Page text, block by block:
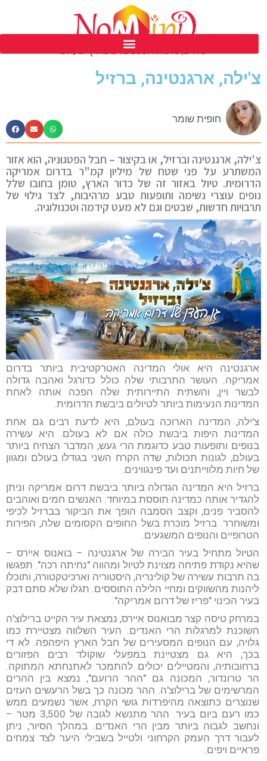
צ'ילה, ארגנטינה, ברזיל
חופית שומר
צ'ילה, ארגנטינה וברזיל, או בקיצור – חבל הפטגוניה, הוא אזור
המשתרע על פני שטח של מיליון קמ"ר בדרום אמריקה
הדרומית. טיול באזור זה של כדור הארץ, טומן בחובו שלל
נופים עוצרי נשימה ותופעות טבע מרהיבות, לצד גילוי של
תרבויות חדשות, שבטים וגם לא מעט קידמה וטכנולוגיה.
ארגנטינה היא אולי המדינה האטרקטיבית ביותר בדרום
אמריקה. העושר התרבותי שלה כולל כדורגל ואהבה גדולה
לבשר ויין, והשתית התיירותית שלה הפכה אותה לאחת
המדינות הנעימות ביותר לטיולים ביבשת הדרומית.
צ'ילה, המדינה הארוכה בעולם, היא לדעת רבים גם אחת
המדינות היפות ביבשת כולה אם לא בעולם. היא עשירה
בנופים ותופעות טבע כדוגמת הרי געש, המדבר הצחיח ביותר
בעולם, לגונות תכולות, שדה הקרח השני בגודלו בעולם ומגוון
של חיות מלווייתנים ועד פינגווינים.
ברזיל היא המדינה הגדולה ביותר ביבשת דרום אמריקה וניתן
להגדיר אותה כמדינה תוססת במיוחד. האנשים חמים ואוהבים
להסביר פנים, וקצב הסמבה הופך את הביקור בברזיל לכיפי
ומשוחרר. ברזיל מוכרת בשל החופים הקסומים שלה, הפירות
הטרופיים והנופים המשגעים.
הטיול מתחיל בעיר הבירה של ארגנטינה – בואנוס איירס –
שהיא נקודת פתיחה מצוינת לטיול ומהווה "נחיתה רכה". תפגשו
בה תרבות עשירה של קולינריה, היסטוריה וארכיטקטורה, ותוכלו
ליהנות מהשווקים ומחיי הלילה התוססים. תגלו שלא סתם דבק
בעיר הכינוי "פריז של דרום אמריקה".
במרחק טיסה קצר מבואנוס איירס, נמצאת עיר הקייט ברילוצ'ה
השוכנת למרגלות הרי האנדים. העיר השלווה מצטיירת כמו
גלויה, עם הנופים המסעירים של חבל הארץ היפהפה. לא די
בכך, היא גם מצטיינת במפעלי שוקולד רבים הפזורים
ברחובותיה, והמטיילים יכולים להתמכר לאתנחתא המתוקה.
הר טרונדור, המכונה גם "ההר הרועם", נמצא בין ההרים
המרשימים של ברילוצ'ה. ההר מכונה כך בשל הרעשים העזים
שנוצרים כתוצאה מהיפרדות גושי הקרח, אשר נשמעים ממש
כמו רעם ביום בעיר. ההר מתנשא לגובה של 3,500 מטר –
ונחשב לגבוה ביותר מבין הרי האנדים. במהלך הסיור, ניתן
לעבור דרך העמק הקרחוני ולטייל בשבילי היער לצד צמחים
פראיים ויפים.